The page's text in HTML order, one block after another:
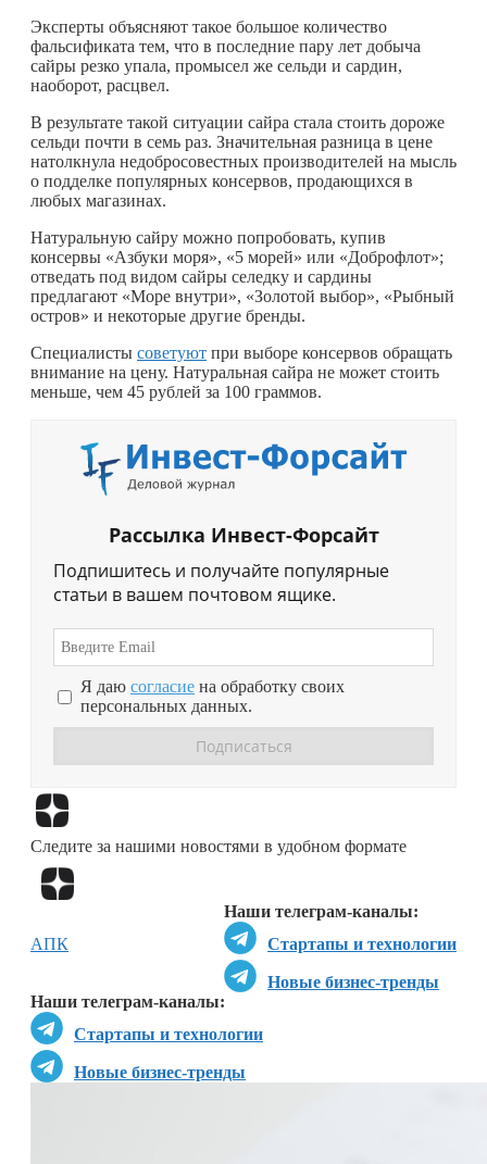
Эксперты объясняют такое большое количество
фальсификата тем, что в последние пару лет добыча
сайры резко упала, промысел же сельди и сардин,
наоборот, расцвел.
В результате такой ситуации сайра стала стоить дороже
сельди почти в семь раз. Значительная разница в цене
натолкнула недобросовестных производителей на мысль
о подделке популярных консервов, продающихся в
любых магазинах.
Натуральную сайру можно попробовать, купив
консервы «Азбуки моря», «5 морей» или «Доброфлот»;
отведать под видом сайры селедку и сардины
предлагают «Море внутри», «Золотой выбор», «Рыбный
остров» и некоторые другие бренды.
Специалисты советуют при выборе консервов обращать
внимание на цену. Натуральная сайра не может стоить
меньше, чем 45 рублей за 100 граммов.
Рассылка Инвест-Форсайт
Подпишитесь и получайте популярные
статьи в вашем почтовом ящике.
Я даю согласие на обработку своих
персональных данных.
Следите за нашими новостями в удобном формате
Наши телеграм-каналы:
Стартапы и технологии
Новые бизнес-тренды
Наши телеграм-каналы:
Стартапы и технологии
Новые бизнес-тренды
АПК